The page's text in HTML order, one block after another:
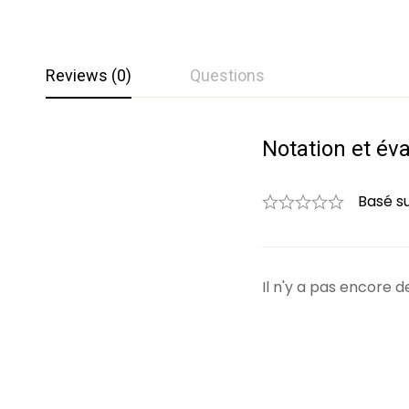
Reviews (0) Questions
Notation et
Basé
Il n'y a pas encore
Questions et
0Question
Aucune question